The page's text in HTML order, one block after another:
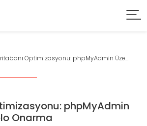
Optimizasyonu: phpMyAdmin Üze...
phpMyAdmin
Onarma